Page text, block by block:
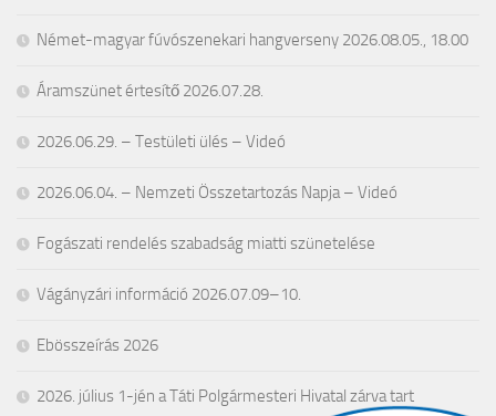
Német-magyar fúvószenekari hangverseny 2026.08.05., 18.00
Áramszünet értesítő 2026.07.28.
2026.06.29. – Testületi ülés – Videó
2026.06.04. – Nemzeti Összetartozás Napja – Videó
Fogászati rendelés szabadság miatti szünetelése
Vágányzári információ 2026.07.09–10.
Ebösszeírás 2026
2026. július 1-jén a Táti Polgármesteri Hivatal zárva tart